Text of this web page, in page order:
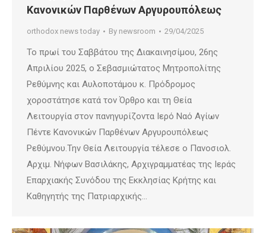
Κανονικών Παρθένων Αργυρουπόλεως
orthodox news today By newsroom 29/04/2025
Το πρωί του Σαββάτου της Διακαινησίμου, 26ης
Απριλίου 2025, ο Σεβασμιώτατος Μητροπολίτης
Ρεθύμνης και Αυλοποτάμου κ. Πρόδρομος
χοροστάτησε κατά τον Όρθρο και τη Θεία
Λειτουργία στον πανηγυρίζοντα Ιερό Ναό Αγίων
Πέντε Κανονικών Παρθένων Αργυρουπόλεως
Ρεθύμνου.Την Θεία Λειτουργία τέλεσε ο Πανοσιολ.
Αρχιμ. Νήφων Βασιλάκης, Αρχιγραμματέας της Ιεράς
Επαρχιακής Συνόδου της Εκκλησίας Κρήτης και
Καθηγητής της Πατριαρχικής…